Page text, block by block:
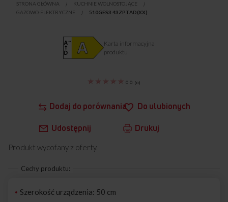
STRONA GŁÓWNA
KUCHNIE WOLNOSTOJĄCE
GAZOWO-ELEKTRYCZNE
510GES3.43ZPTAD(XX)
Dodaj do porównania Do ulubionych
Udostępnij Drukuj
0.0 (0)
Karta informacyjna
produktu
Produkt wycofany z oferty.
Cechy produktu:
Szerokość urządzenia: 50 cm